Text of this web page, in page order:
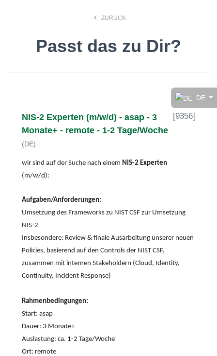
DE
Finde den Job, der Dir
search
Ort
keyboard_arrow_left ZURÜCK
Passt das zu Dir?
NIS-2 Experten (m/w/d) - asap - 3
Monate+ - remote - 1-2 Tage/Woche
(DE)
[9356]
wir sind auf der Suche nach einem NIS-2 Experten
(m/w/d):
Aufgaben/Anforderungen:
Umsetzung des Frameworks zu NIST CSF zur Umsetzung
NIS-2
Insbesondere: Review & finale Ausarbeitung unserer neuen
Policies, basierend auf den Controls der NIST CSF,
zusammen mit internen Stakeholdern (Cloud, Identity,
Continuity, Incident Response)
Rahmenbedingungen:
Start: asap
Dauer: 3 Monate+
Auslastung: ca. 1-2 Tage/Woche
Ort: remote